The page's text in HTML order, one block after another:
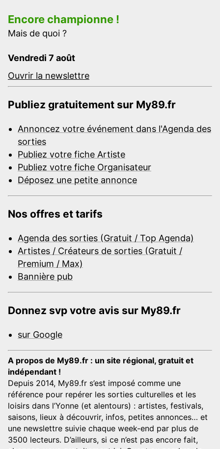
Encore championne !
Mais de quoi ?
Vendredi 7 août
Ouvrir la newslettre
Publiez gratuitement sur My89.fr
Annoncez votre événement dans l'Agenda des
sorties
Publiez votre fiche Artiste
Publiez votre fiche Organisateur
Déposez une petite annonce
Nos offres et tarifs
Agenda des sorties (Gratuit / Top Agenda)
Artistes / Créateurs de sorties (Gratuit /
Premium / Max)
Bannière pub
Donnez svp votre avis sur My89.fr
sur Google
A propos de My89.fr : un site régional, gratuit et
indépendant !
Depuis 2014, My89.fr s’est imposé comme une
référence pour repérer les sorties culturelles et les
loisirs dans l’Yonne (et alentours) : artistes, festivals,
saisons, lieux à découvrir, infos, petites annonces… et
une newslettre suivie chaque week-end par plus de
3500 lecteurs. D’ailleurs, si ce n’est pas encore fait,